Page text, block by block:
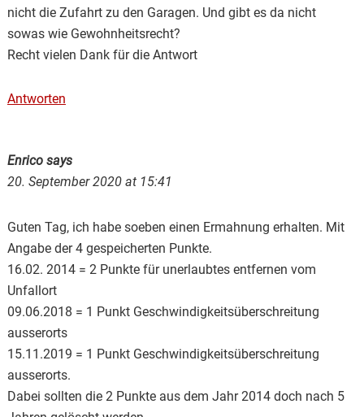
nicht die Zufahrt zu den Garagen. Und gibt es da nicht
sowas wie Gewohnheitsrecht?
Recht vielen Dank für die Antwort
Antworten
Enrico says
20. September 2020 at 15:41
Guten Tag, ich habe soeben einen Ermahnung erhalten. Mit
Angabe der 4 gespeicherten Punkte.
16.02. 2014 = 2 Punkte für unerlaubtes entfernen vom
Unfallort
09.06.2018 = 1 Punkt Geschwindigkeitsüberschreitung
ausserorts
15.11.2019 = 1 Punkt Geschwindigkeitsüberschreitung
ausserorts.
Dabei sollten die 2 Punkte aus dem Jahr 2014 doch nach 5